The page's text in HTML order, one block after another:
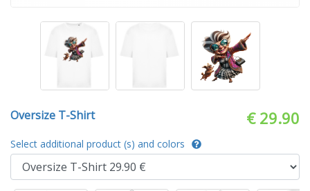
Oversize T-Shirt € 29.90
Select additional product (s) and colors